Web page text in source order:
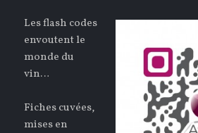
Les flash codes
envoutent le
monde du
vin…
Fiches cuvées,
mises en